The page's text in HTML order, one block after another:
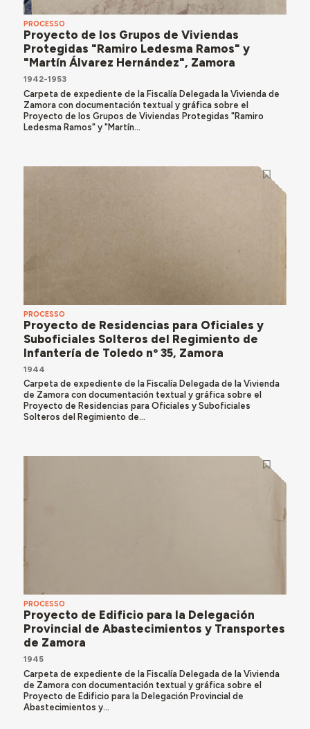
PROCESSO
Proyecto de los Grupos de Viviendas
Protegidas "Ramiro Ledesma Ramos" y
"Martín Álvarez Hernández", Zamora
1942-1953
Carpeta de expediente de la Fiscalía Delegada la Vivienda de
Zamora con documentación textual y gráfica sobre el
Proyecto de los Grupos de Viviendas Protegidas "Ramiro
Ledesma Ramos" y "Martín...
PROCESSO
Proyecto de Residencias para Oficiales y
Suboficiales Solteros del Regimiento de
Infantería de Toledo nº 35, Zamora
1944
Carpeta de expediente de la Fiscalía Delegada de la Vivienda
de Zamora con documentación textual y gráfica sobre el
Proyecto de Residencias para Oficiales y Suboficiales
Solteros del Regimiento de...
PROCESSO
Proyecto de Edificio para la Delegación
Provincial de Abastecimientos y Transportes
de Zamora
1945
Carpeta de expediente de la Fiscalía Delegada de la Vivienda
de Zamora con documentación textual y gráfica sobre el
Proyecto de Edificio para la Delegación Provincial de
Abastecimientos y...